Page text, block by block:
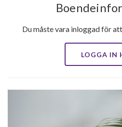
Du måste vara inloggad för
LOGGA IN